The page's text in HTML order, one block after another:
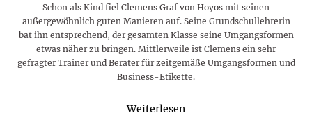
Schon als Kind fiel Clemens Graf von Hoyos mit seinen
außergewöhnlich guten Manieren auf. Seine Grundschullehrerin
bat ihn entsprechend, der gesamten Klasse seine Umgangsformen
etwas näher zu bringen. Mittlerweile ist Clemens ein sehr
gefragter Trainer und Berater für zeitgemäße Umgangsformen und
Business-Etikette.
Weiterlesen